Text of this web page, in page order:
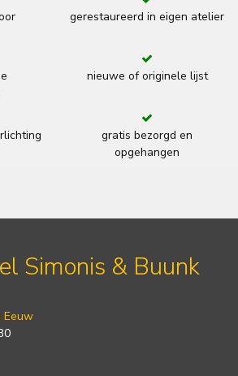
gerestaureerd in eigen atelier
nieuwe of originele lijst
gratis bezorgd en
opgehangen
Simonis & Buunk
Eeuw